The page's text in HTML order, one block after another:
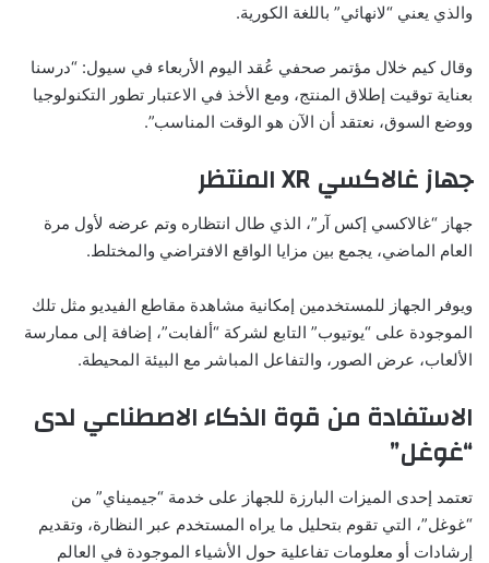
والذي يعني “لانهائي” باللغة الكورية.
وقال كيم خلال مؤتمر صحفي عُقد اليوم الأربعاء في سيول: “درسنا
بعناية توقيت إطلاق المنتج، ومع الأخذ في الاعتبار تطور التكنولوجيا
ووضع السوق، نعتقد أن الآن هو الوقت المناسب”.
جهاز غالاكسي XR المنتظر
جهاز “غالاكسي إكس آر”، الذي طال انتظاره وتم عرضه لأول مرة
العام الماضي، يجمع بين مزايا الواقع الافتراضي والمختلط.
ويوفر الجهاز للمستخدمين إمكانية مشاهدة مقاطع الفيديو مثل تلك
الموجودة على “يوتيوب” التابع لشركة “ألفابت”، إضافة إلى ممارسة
الألعاب، عرض الصور، والتفاعل المباشر مع البيئة المحيطة.
الاستفادة من قوة الذكاء الاصطناعي لدى
“غوغل”
تعتمد إحدى الميزات البارزة للجهاز على خدمة “جيميناي” من
“غوغل”، التي تقوم بتحليل ما يراه المستخدم عبر النظارة، وتقديم
إرشادات أو معلومات تفاعلية حول الأشياء الموجودة في العالم